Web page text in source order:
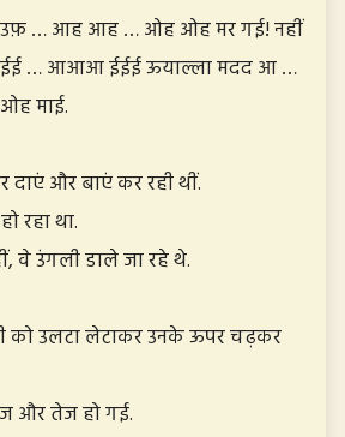
उफ़ … आह आह … ओह ओह मर गई! नहीं
… आआआ ईईई ऊयाल्ला मदद आ …
माई.
दाएं और बाएं कर रही थीं.
रहा था.
वे उंगली डाले जा रहे थे.
को उलटा लेटाकर उनके ऊपर चढ़कर
और तेज हो गई.